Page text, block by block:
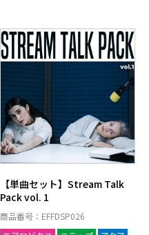
【単曲セット】Stream Talk
Pack vol. 1
商品番号：EFFDSP026